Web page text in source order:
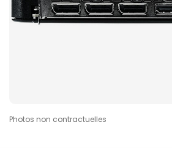
Photos non contractuelles